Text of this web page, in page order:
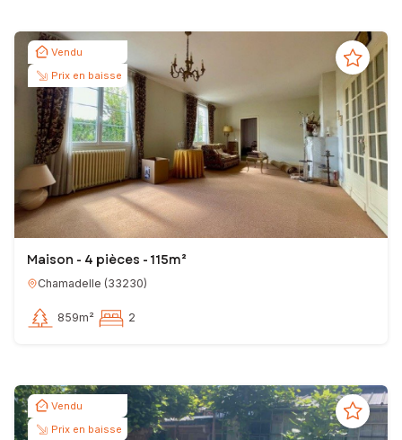
Vendu
Prix en baisse
Maison - 4 pièces - 115m²
Chamadelle (33230)
859m² 2
Vendu
Prix en baisse